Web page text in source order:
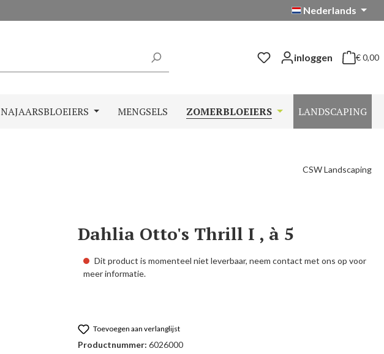
Nederlands
inloggen € 0,00
NAJAARSBLOEIERS MENGSELS ZOMERBLOEIERS LANDSCAPING
CSW Landscaping
Dahlia Otto's Thrill I , à 5
Dit product is momenteel niet leverbaar, neem contact met ons op voor
meer informatie.
Toevoegen aan verlanglijst
Productnummer: 6026000